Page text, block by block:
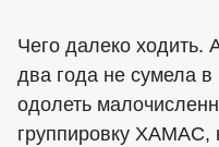
Чего далеко ходить.
два года не сумела в
одолеть
группировку